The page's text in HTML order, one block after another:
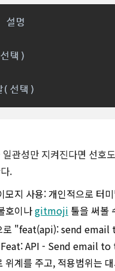
설명
택)
(선택)
관성만 지켜진다면 선호
.
모지 사용: 개인적으로 터
호이나gitmoji 툴을 써볼
로 "feat(api): send
API - Send email
위계를 주고, 적용범위는